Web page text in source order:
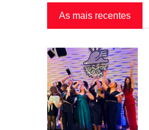
As mais recentes